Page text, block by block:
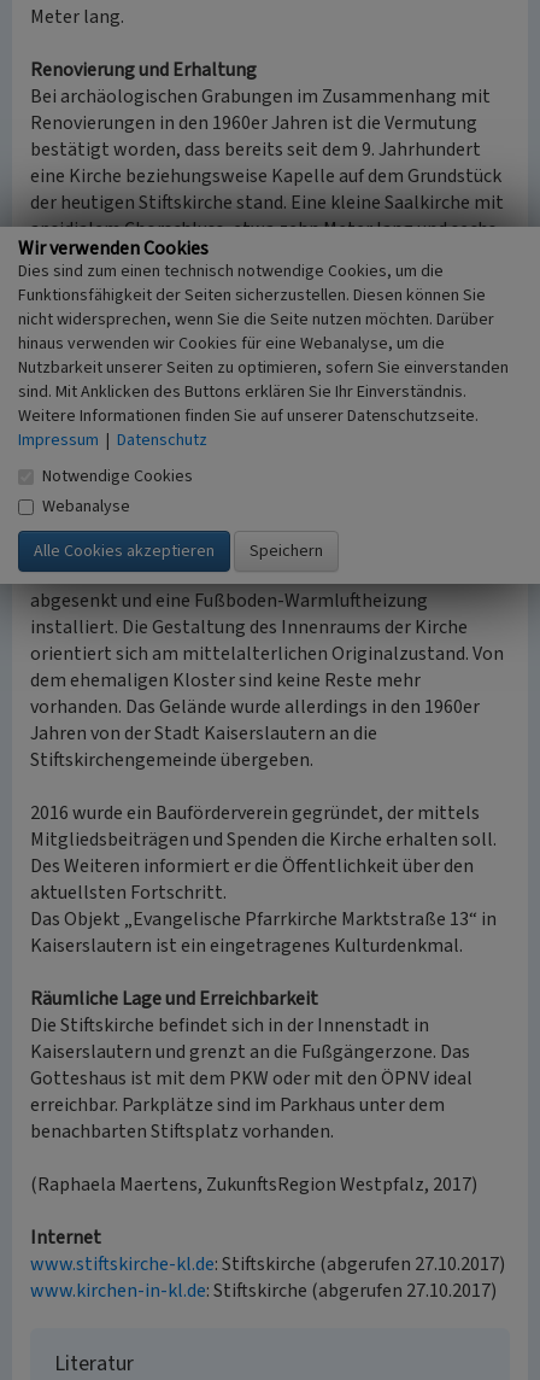
Meter lang.
Renovierung und Erhaltung
Bei archäologischen Grabungen im Zusammenhang mit
Renovierungen in den 1960er Jahren ist die Vermutung
bestätigt worden, dass bereits seit dem 9. Jahrhundert
eine Kirche beziehungsweise Kapelle auf dem Grundstück
der heutigen Stiftskirche stand. Eine kleine Saalkirche mit
apsidialem Chorschluss, etwa zehn Meter lang und sechs
Meter breit, soll dort gestanden haben.
Des Weiteren sind im Zuge der Restaurierung in den
1960er Jahren Fundamentüberreste einer dreischiffigen
Vorgängerkirche gefunden worden, die sich fast
gleichmäßig mit der heutigen und später entstandenen
gotischen Stiftskirche decken. Lediglich um 16 Meter
kürzer und zwei Meter schmaler soll sie gewesen sein. Der
genaue Errichtungszeitraum dieser romanischen
Vorgängerkirche ist nicht bekannt und wird noch
erforscht.
Im Zuge von Restaurationsarbeiten in den 1960er Jahren
wurde unter anderem das Bodenniveau auf das Original
abgesenkt und eine Fußboden-Warmluftheizung
installiert. Die Gestaltung des Innenraums der Kirche
orientiert sich am mittelalterlichen Originalzustand. Von
dem ehemaligen Kloster sind keine Reste mehr
vorhanden. Das Gelände wurde allerdings in den 1960er
Jahren von der Stadt Kaiserslautern an die
Stiftskirchengemeinde übergeben.
2016 wurde ein Bauförderverein gegründet, der mittels
Mitgliedsbeiträgen und Spenden die Kirche erhalten soll.
Des Weiteren informiert er die Öffentlichkeit über den
aktuellsten Fortschritt.
Das Objekt „Evangelische Pfarrkirche Marktstraße 13“ in
Kaiserslautern ist ein eingetragenes Kulturdenkmal.
Räumliche Lage und Erreichbarkeit
Die Stiftskirche befindet sich in der Innenstadt in
Kaiserslautern und grenzt an die Fußgängerzone. Das
Gotteshaus ist mit dem PKW oder mit den ÖPNV ideal
erreichbar. Parkplätze sind im Parkhaus unter dem
benachbarten Stiftsplatz vorhanden.
(Raphaela Maertens, ZukunftsRegion Westpfalz, 2017)
Internet
www.stiftskirche-kl.de: Stiftskirche (abgerufen 27.10.2017)
www.kirchen-in-kl.de: Stiftskirche (abgerufen 27.10.2017)
Literatur
Wir verwenden Cookies
Dies sind zum einen technisch notwendige Cookies, um die
Funktionsfähigkeit der Seiten sicherzustellen. Diesen können Sie
nicht widersprechen, wenn Sie die Seite nutzen möchten. Darüber
hinaus verwenden wir Cookies für eine Webanalyse, um die
Nutzbarkeit unserer Seiten zu optimieren, sofern Sie einverstanden
sind. Mit Anklicken des Buttons erklären Sie Ihr Einverständnis.
Weitere Informationen finden Sie auf unserer Datenschutzseite.
Impressum | Datenschutz
Notwendige Cookies
Webanalyse